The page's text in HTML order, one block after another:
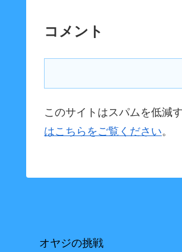
コメント
このサイトはスパムを低減
はこちらをご覧ください。
オヤジの挑戦